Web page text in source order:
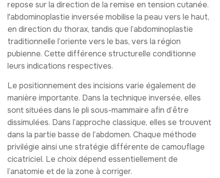
repose sur la direction de la remise en tension cutanée.
l'abdominoplastie inversée mobilise la peau vers le haut,
en direction du thorax, tandis que l’abdominoplastie
traditionnelle l’oriente vers le bas, vers la région
pubienne. Cette différence structurelle conditionne
leurs indications respectives.
Le positionnement des incisions varie également de
manière importante. Dans la technique inversée, elles
sont situées dans le pli sous-mammaire afin d’être
dissimulées. Dans l’approche classique, elles se trouvent
dans la partie basse de l’abdomen. Chaque méthode
privilégie ainsi une stratégie différente de camouflage
cicatriciel. Le choix dépend essentiellement de
l’anatomie et de la zone à corriger.